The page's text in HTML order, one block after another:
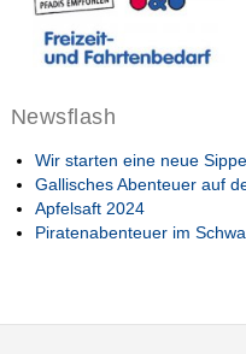
Newsflash
Wir starten eine neue
Gallisches Abenteuer auf
Apfelsaft 2024
Piratenabenteuer im